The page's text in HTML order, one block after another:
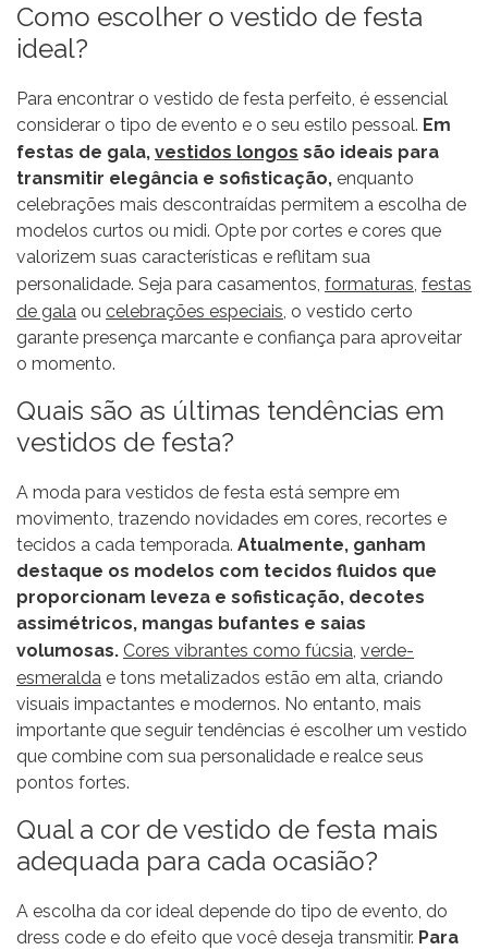
Como escolher o vestido de festa
ideal?
Para encontrar o vestido de festa perfeito, é essencial
considerar o tipo de evento e o seu estilo pessoal. Em
festas de gala, vestidos longos são ideais para
transmitir elegância e sofisticação, enquanto
celebrações mais descontraídas permitem a escolha de
modelos curtos ou midi. Opte por cortes e cores que
valorizem suas características e reflitam sua
personalidade. Seja para casamentos, formaturas, festas
de gala ou celebrações especiais, o vestido certo
garante presença marcante e confiança para aproveitar
o momento.
Quais são as últimas tendências em
vestidos de festa?
A moda para vestidos de festa está sempre em
movimento, trazendo novidades em cores, recortes e
tecidos a cada temporada. Atualmente, ganham
destaque os modelos com tecidos fluidos que
proporcionam leveza e sofisticação, decotes
assimétricos, mangas bufantes e saias
volumosas. Cores vibrantes como fúcsia, verde-
esmeralda e tons metalizados estão em alta, criando
visuais impactantes e modernos. No entanto, mais
importante que seguir tendências é escolher um vestido
que combine com sua personalidade e realce seus
pontos fortes.
Qual a cor de vestido de festa mais
adequada para cada ocasião?
A escolha da cor ideal depende do tipo de evento, do
dress code e do efeito que você deseja transmitir. Para